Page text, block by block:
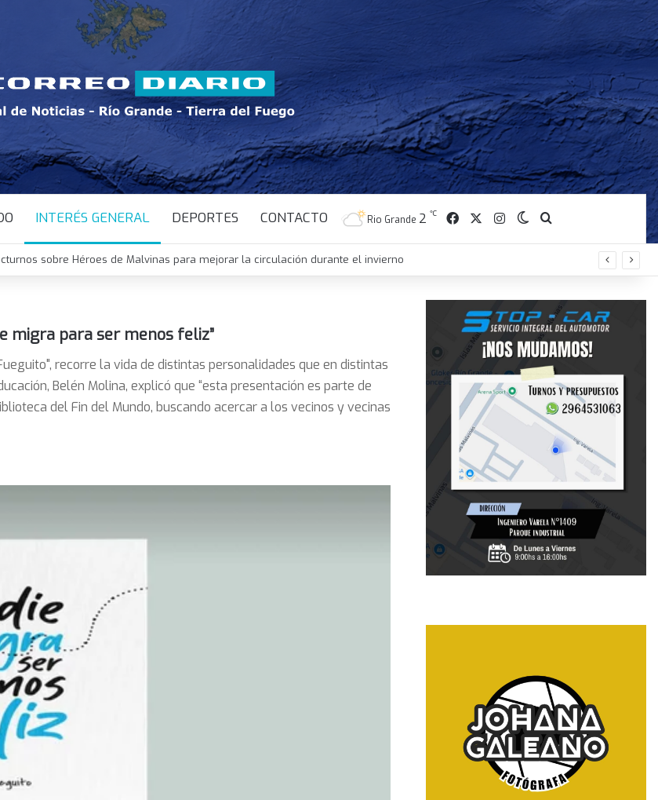
INTERÉS GENERAL DEPORTES CONTACTO Rio Grande 2 ℃ FacebookInstagramSwitch skin
sobre Héroes de Malvinas para mejorar la circulación durante el invierno
migra para ser menos feliz”
recorre la vida de distintas personalidades que en distintas
Belén Molina, explicó que “esta presentación es parte de
del Fin del Mundo, buscando acercar a los vecinos y vecinas